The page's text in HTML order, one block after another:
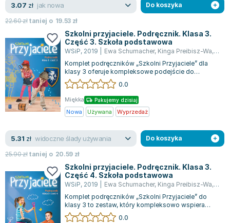
3.07 zł jak nowa
22.60złtaniej o 19.53 zł
Do koszyka
Szkolni przyjaciele. Podręcznik. Klasa 3.
Część 3. Szkoła podstawowa
WSiP, 2019 Ewa Schumacher, Kinga Preibisz-Wa,
Komplet podręczników „Szkolni Przyjaciele” dla
klasy 3 oferuje kompleksowe podejście do
edukacji polonistycznej, społecznej, przyr...
0.0
Miękka Pakujemy dzisiaj
Nowa Używana Wyprzedaż
5.31 zł widoczne ślady używania
25.90złtaniej o 20.59 zł
Do koszyka
Szkolni przyjaciele. Podręcznik. Klasa 3.
Część 4. Szkoła podstawowa
WSiP, 2019 Ewa Schumacher, Kinga Preibisz-Wa,
Komplet podręczników „Szkolni Przyjaciele” do
klasy 3 to zestaw, który kompleksowo wspiera
edukację w zakresie języka polskiego, s...
0.0